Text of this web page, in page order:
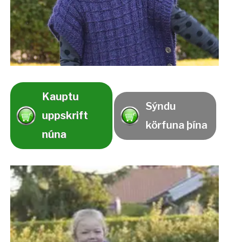
Kauptu
uppskrift
núna
Sýndu
körfuna þína